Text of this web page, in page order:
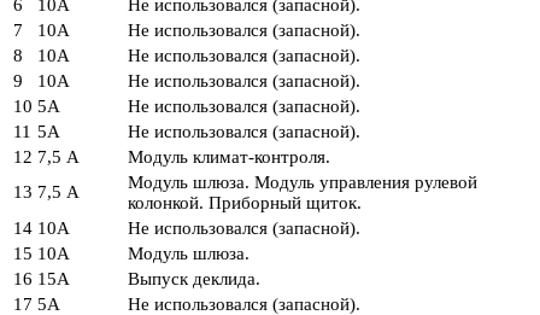
6
10А
Не использовался (запасной).
7
10А
Не использовался (запасной).
8
10А
Не использовался (запасной).
9
10А
Не использовался (запасной).
10 5А
Не использовался (запасной).
11 5А
Не использовался (запасной).
12 7,5 А
Модуль климат-контроля.
13 7,5 А
Модуль шлюза. Модуль управления рулевой
колонкой. Приборный щиток.
14 10А
Не использовался (запасной).
15 10А
Модуль шлюза.
16 15А
Выпуск деклида.
17 5А
Не использовался (запасной).